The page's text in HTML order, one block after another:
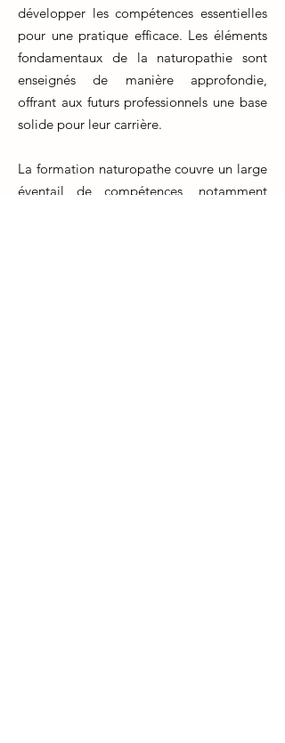
développer les compétences essentielles
pour une pratique efficace. Les éléments
fondamentaux de la naturopathie sont
enseignés de manière approfondie,
offrant aux futurs professionnels une base
solide pour leur carrière.
La formation naturopathe couvre un large
éventail de compétences, notamment